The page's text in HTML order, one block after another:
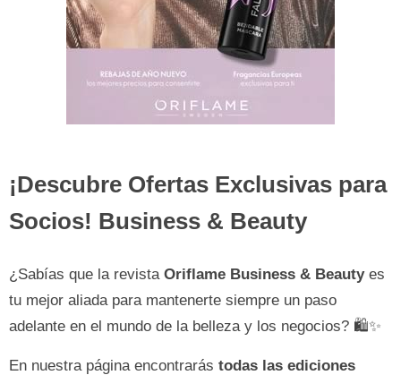
¡Descubre Ofertas Exclusivas para
Socios! Business & Beauty
¿Sabías que la revista Oriflame Business & Beautyes
tu mejor aliada para mantenerte siempre un paso
adelante en el mundo de la belleza y los negocios? 🛍️✨
En nuestra página encontrarás todas las ediciones